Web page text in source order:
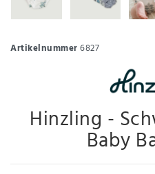
Artikelnummer6827
Hinzling -
Baby